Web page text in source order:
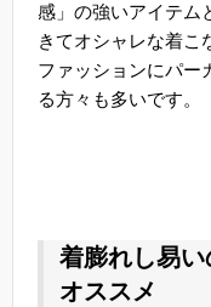
感」の強いアイテム
きてオシャレな着こ
ファッションにパー
る方々も多いです。
着膨れし易
オススメ